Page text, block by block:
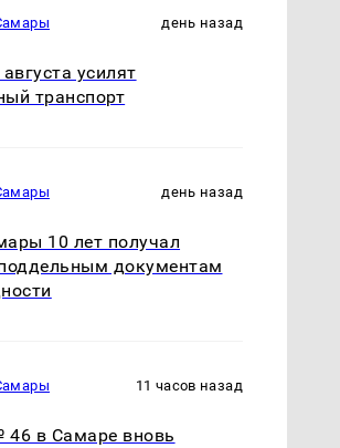
день назад
усилят
транспорт
день назад
10 лет получал
документам
11 часов назад
в Самаре вновь